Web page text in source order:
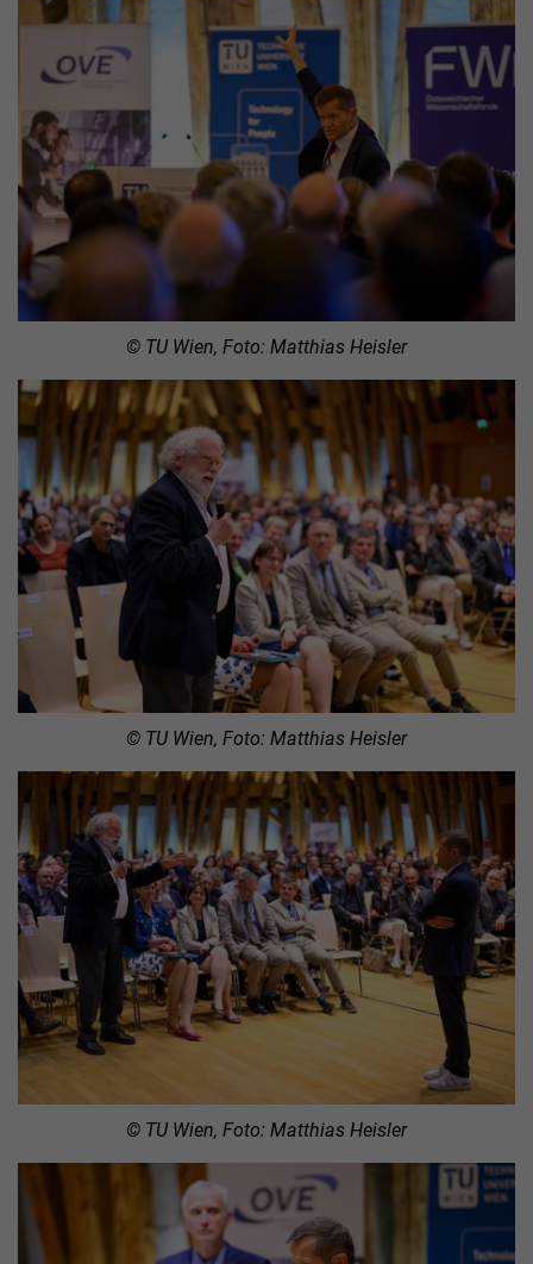
© TU Wien, Foto: Matthias Heisler
© TU Wien, Foto: Matthias Heisler
© TU Wien, Foto: Matthias Heisler